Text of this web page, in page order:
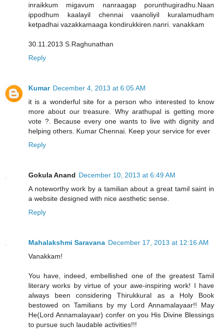
inraikkum migavum nanraagap porunthugiradhu.Naan
ippodhum kaalayil chennai vaanoliyil kuralamudham
ketpadhai vazakkamaaga kondirukkiren.nanri. vanakkam
30.11.2013 S.Raghunathan
Reply
Kumar December 4, 2013 at 6:05 AM
it is a wonderful site for a person who interested to know
more about our treasure. Why arathupal is getting more
vote ?. Because every one wants to live with dignity and
helping others. Kumar Chennai. Keep your service for ever
Reply
Gokula Anand December 10, 2013 at 6:49 AM
A noteworthy work by a tamilian about a great tamil saint in
a website designed with nice aesthetic sense.
Reply
Mahalakshmi Saravana December 17, 2013 at 12:16 AM
Vanakkam!
You have, indeed, embellished one of the greatest Tamil
literary works by virtue of your awe-inspiring work! I have
always been considering Thirukkural as a Holy Book
bestowed on Tamilians by my Lord Annamalayaar!! May
He(Lord Annamalayaar) confer on you His Divine Blessings
to pursue such laudable activities!!!